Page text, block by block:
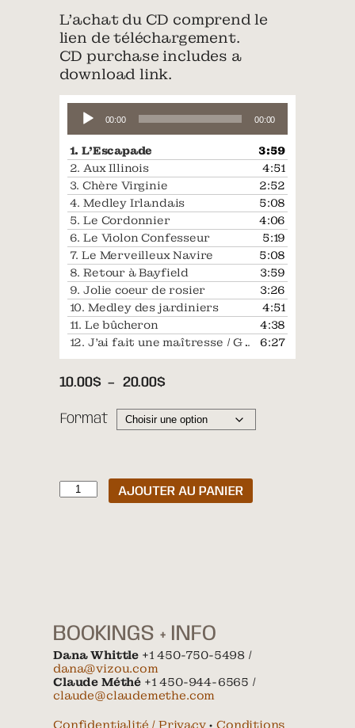
L’achat du CD comprend le
lien de téléchargement.
CD purchase includes a
download link.
Lecteur
audio
00:00 00:00
1.L'Escapade
3:59
2.Aux Illinois
4:51
3.Chère Virginie
2:52
4.Medley Irlandais
5:08
5.Le Cordonnier
4:06
6.Le Violon Confesseur
5:19
7.Le Merveilleux Navire
5:08
8.Retour à Bayfield
3:59
9.Jolie coeur de rosier
3:26
10. Medley des jardiniers
4:51
11. Le bûcheron
4:38
12. J'ai fait une maîtresse / Gigue à Flipp 6:27
10.00$ – 20.00$
Format
AJOUTER AU PANIER
BOOKINGS + INFO
Dana Whittle +1 450-750-5498 /
dana@vizou.com
Claude Méthé +1 450-944-6565 /
claude@claudemethe.com
Confidentialité / Privacy•Conditions